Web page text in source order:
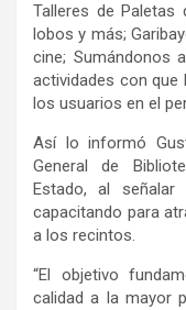
Talleres de
lobos y más;
cine; Sumándonos
actividades con que
los usuarios en el
Así lo informó
General de
Estado, al
capacitando para
a los recintos.
“El objetivo
calidad a la mayor